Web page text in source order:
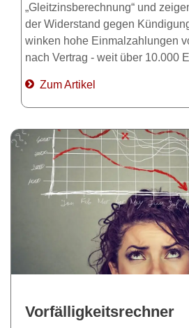
„Gleitzinsberechnung“ und
der Widerstand gegen
winken hohe Einmalzahlungen
nach Vertrag - weit über 10.000
Zum Artikel
Vorfälligkeitsrechner